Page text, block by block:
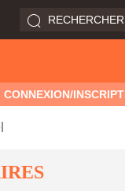
CONNEXION/